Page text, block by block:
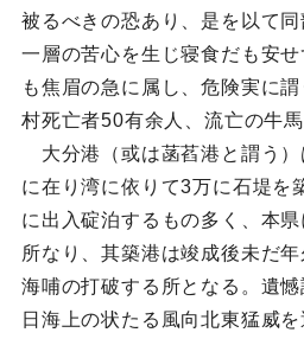
被るべきの恐あり、是を以て
一層の苦心を生じ寝食だも安
も焦眉の急に属し、危険実に
村死亡者50有余人、流亡の牛馬
大分港（或は菡萏港と謂う
に在り湾に依りて3万に石堤を
に出入碇泊するもの多く、本
所なり、其築港は竣成後未だ
海哺の打破する所となる。遺
日海上の状たる風向北東猛威